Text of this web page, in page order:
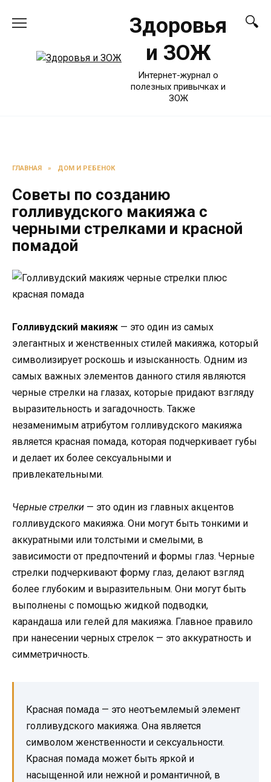
Здоровья
и ЗОЖ
Интернет-журнал о
полезных привычках и
ЗОЖ
ГЛАВНАЯ » ДОМ И РЕБЕНОК
Советы по созданию
голливудского макияжа с
черными стрелками и красной
помадой
Голливудский макияж — это один из самых
элегантных и женственных стилей макияжа, который
символизирует роскошь и изысканность. Одним из
самых важных элементов данного стиля являются
черные стрелки на глазах, которые придают взгляду
выразительность и загадочность. Также
незаменимым атрибутом голливудского макияжа
является красная помада, которая подчеркивает губы
и делает их более сексуальными и
привлекательными.
Черные стрелки — это один из главных акцентов
голливудского макияжа. Они могут быть тонкими и
аккуратными или толстыми и смелыми, в
зависимости от предпочтений и формы глаз. Черные
стрелки подчеркивают форму глаз, делают взгляд
более глубоким и выразительным. Они могут быть
выполнены с помощью жидкой подводки,
карандаша или гелей для макияжа. Главное правило
при нанесении черных стрелок — это аккуратность и
симметричность.
Красная помада — это неотъемлемый элемент
голливудского макияжа. Она является
символом женственности и сексуальности.
Красная помада может быть яркой и
насыщенной или нежной и романтичной, в